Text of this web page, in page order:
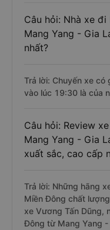
Câu hỏi: Nhà xe
Mang Yang - Gia
nhất?
Trả lời: Chuyến xe có
vào lúc 19:30 là của
Câu hỏi: Review
Mang Yang - Gia
xuất sắc, cao cấp
Trả lời: Những hãng
Miền Đông chất
xe Vương Tấn Dũng,
Đông từ Mang Yang -